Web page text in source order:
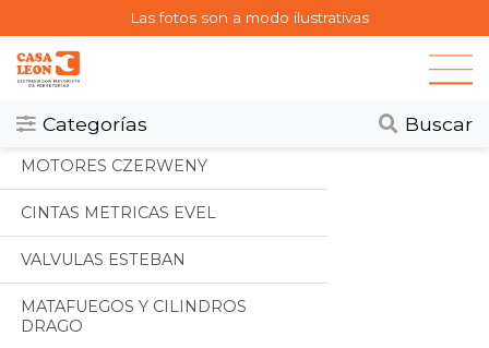
Las fotos son a modo ilustrativas
Categorías Buscar
Categorias
Todos
MOTORES CZERWENY
CINTAS METRICAS EVEL
VALVULAS ESTEBAN
MATAFUEGOS Y CILINDROS
DRAGO